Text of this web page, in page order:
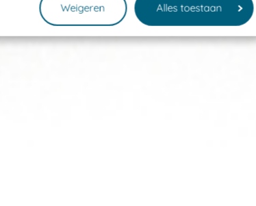
Weigeren Alles toestaan